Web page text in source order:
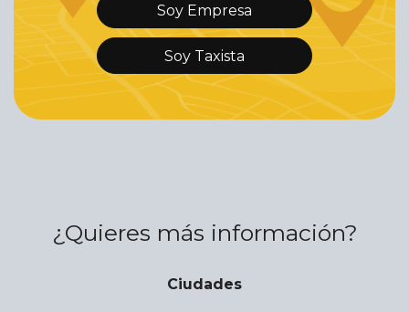
Soy Empresa
Soy Taxista
¿Quieres más información?
Ciudades